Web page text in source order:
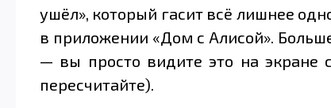
ушёл», который гасит всё лишнее
в приложении «Дом с Алисой».
— вы просто видите это на экране
пересчитайте).